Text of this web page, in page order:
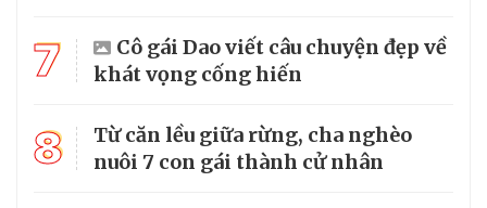
7
Cô gái Dao viết câu chuyện đẹp về
khát vọng cống hiến
8
Từ căn lều giữa rừng, cha nghèo
nuôi 7 con gái thành cử nhân